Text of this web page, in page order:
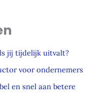
jij tijdelijk uitvalt?
voor ondernemers
en snel aan betere